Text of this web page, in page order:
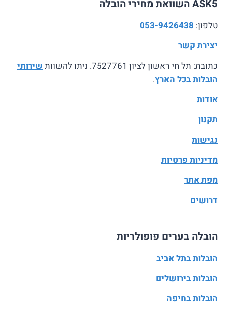
ASK5 השוואת מחירי הובלה
טלפון: 053-9426438
יצירת קשר
כתובת: תל חי ראשון לציון 7527761. ניתו להשוות
שירותי
הובלות בכל הארץ.
אודות
תקנון
נגישות
מדיניות פרטיות
מפת אתר
דרושים
הובלה בערים פופולריות
הובלות בתל אביב
הובלות בירושלים
הובלות בחיפה